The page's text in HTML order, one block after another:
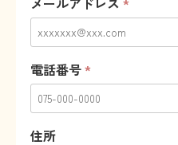
電話番号*
住所